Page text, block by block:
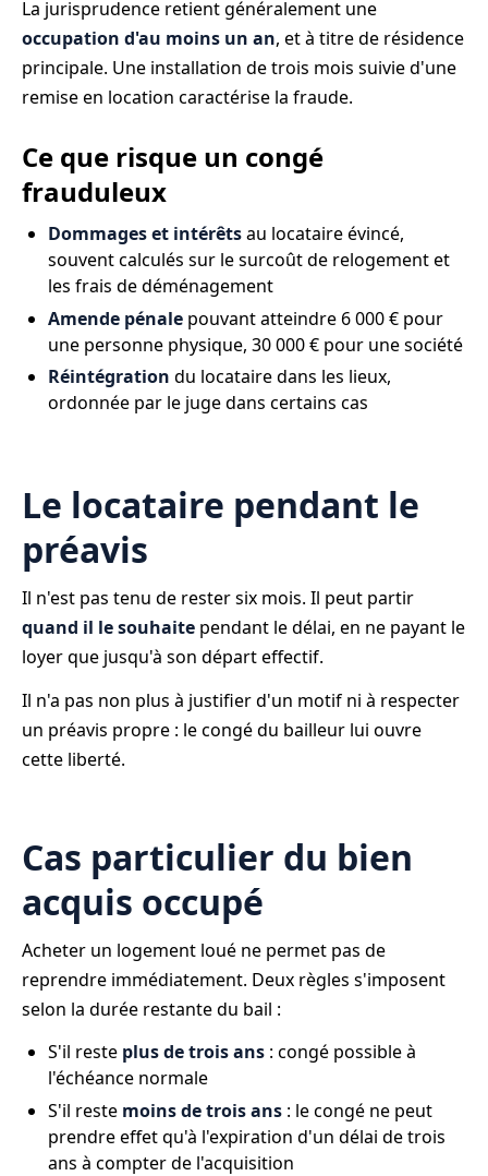
La jurisprudence retient généralement une
occupation d'au moins un an, et à titre de résidence
principale. Une installation de trois mois suivie d'une
remise en location caractérise la fraude.
Ce que risque un congé
frauduleux
Dommages et intérêtsau locataire évincé,
souvent calculés sur le surcoût de relogement et
les frais de déménagement
Amende pénale pouvant atteindre 6 000 € pour
une personne physique, 30 000 € pour une société
Réintégration du locataire dans les lieux,
ordonnée par le juge dans certains cas
Le locataire pendant le
préavis
Il n'est pas tenu de rester six mois. Il peut partir
quand il le souhaite pendant le délai, en ne payant le
loyer que jusqu'à son départ effectif.
Il n'a pas non plus à justifier d'un motif ni à respecter
un préavis propre : le congé du bailleur lui ouvre
cette liberté.
Cas particulier du bien
acquis occupé
Acheter un logement loué ne permet pas de
reprendre immédiatement. Deux règles s'imposent
selon la durée restante du bail :
S'il reste plus de trois ans : congé possible à
l'échéance normale
S'il reste moins de trois ans : le congé ne peut
prendre effet qu'à l'expiration d'un délai de trois
ans à compter de l'acquisition